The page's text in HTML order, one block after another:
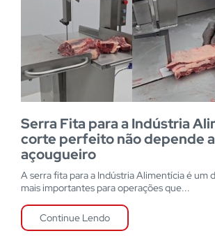
Serra Fita para a Indústria
corte perfeito não depende
açougueiro
A serra fita para a Indústria Alimentícia é um
mais importantes para operações que...
Continue Lendo